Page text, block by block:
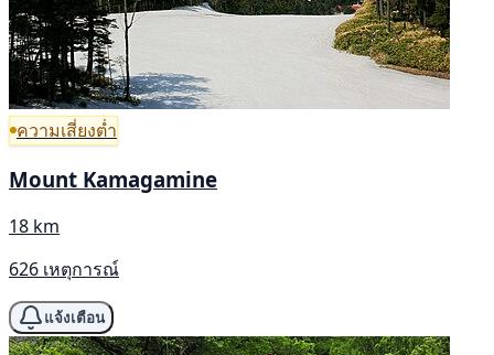
ความเสี่ยงต่ำ
Mount Kamagamine
18 km
626 เหตุการณ์
แจ้งเตือน